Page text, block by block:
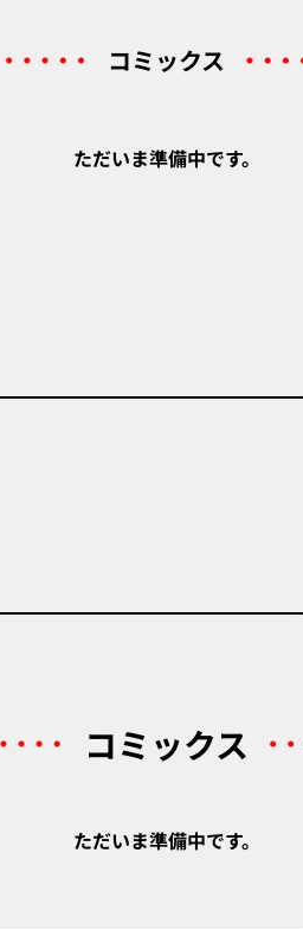
コミックス
ただいま準備中です。
コミックス
ただいま準備中です。